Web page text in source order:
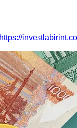
https://